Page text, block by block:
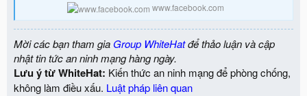
www.facebook.com
Mời các bạn tham gia Group WhiteHatđể thảo luận và cập
nhật tin tức an ninh mạng hàng ngày.
Lưu ý từ WhiteHat: Kiến thức an ninh mạng để phòng chống,
không làm điều xấu. Luật pháp liên quan